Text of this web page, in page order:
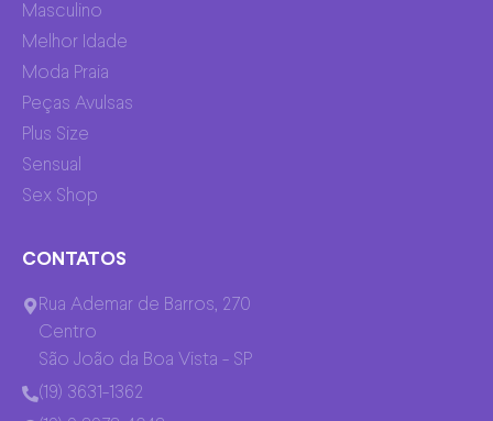
Masculino
Melhor Idade
Moda Praia
Peças Avulsas
Plus Size
Sensual
Sex Shop
CONTATOS
Rua Ademar de Barros, 270
Centro
São João da Boa Vista - SP
(19) 3631-1362